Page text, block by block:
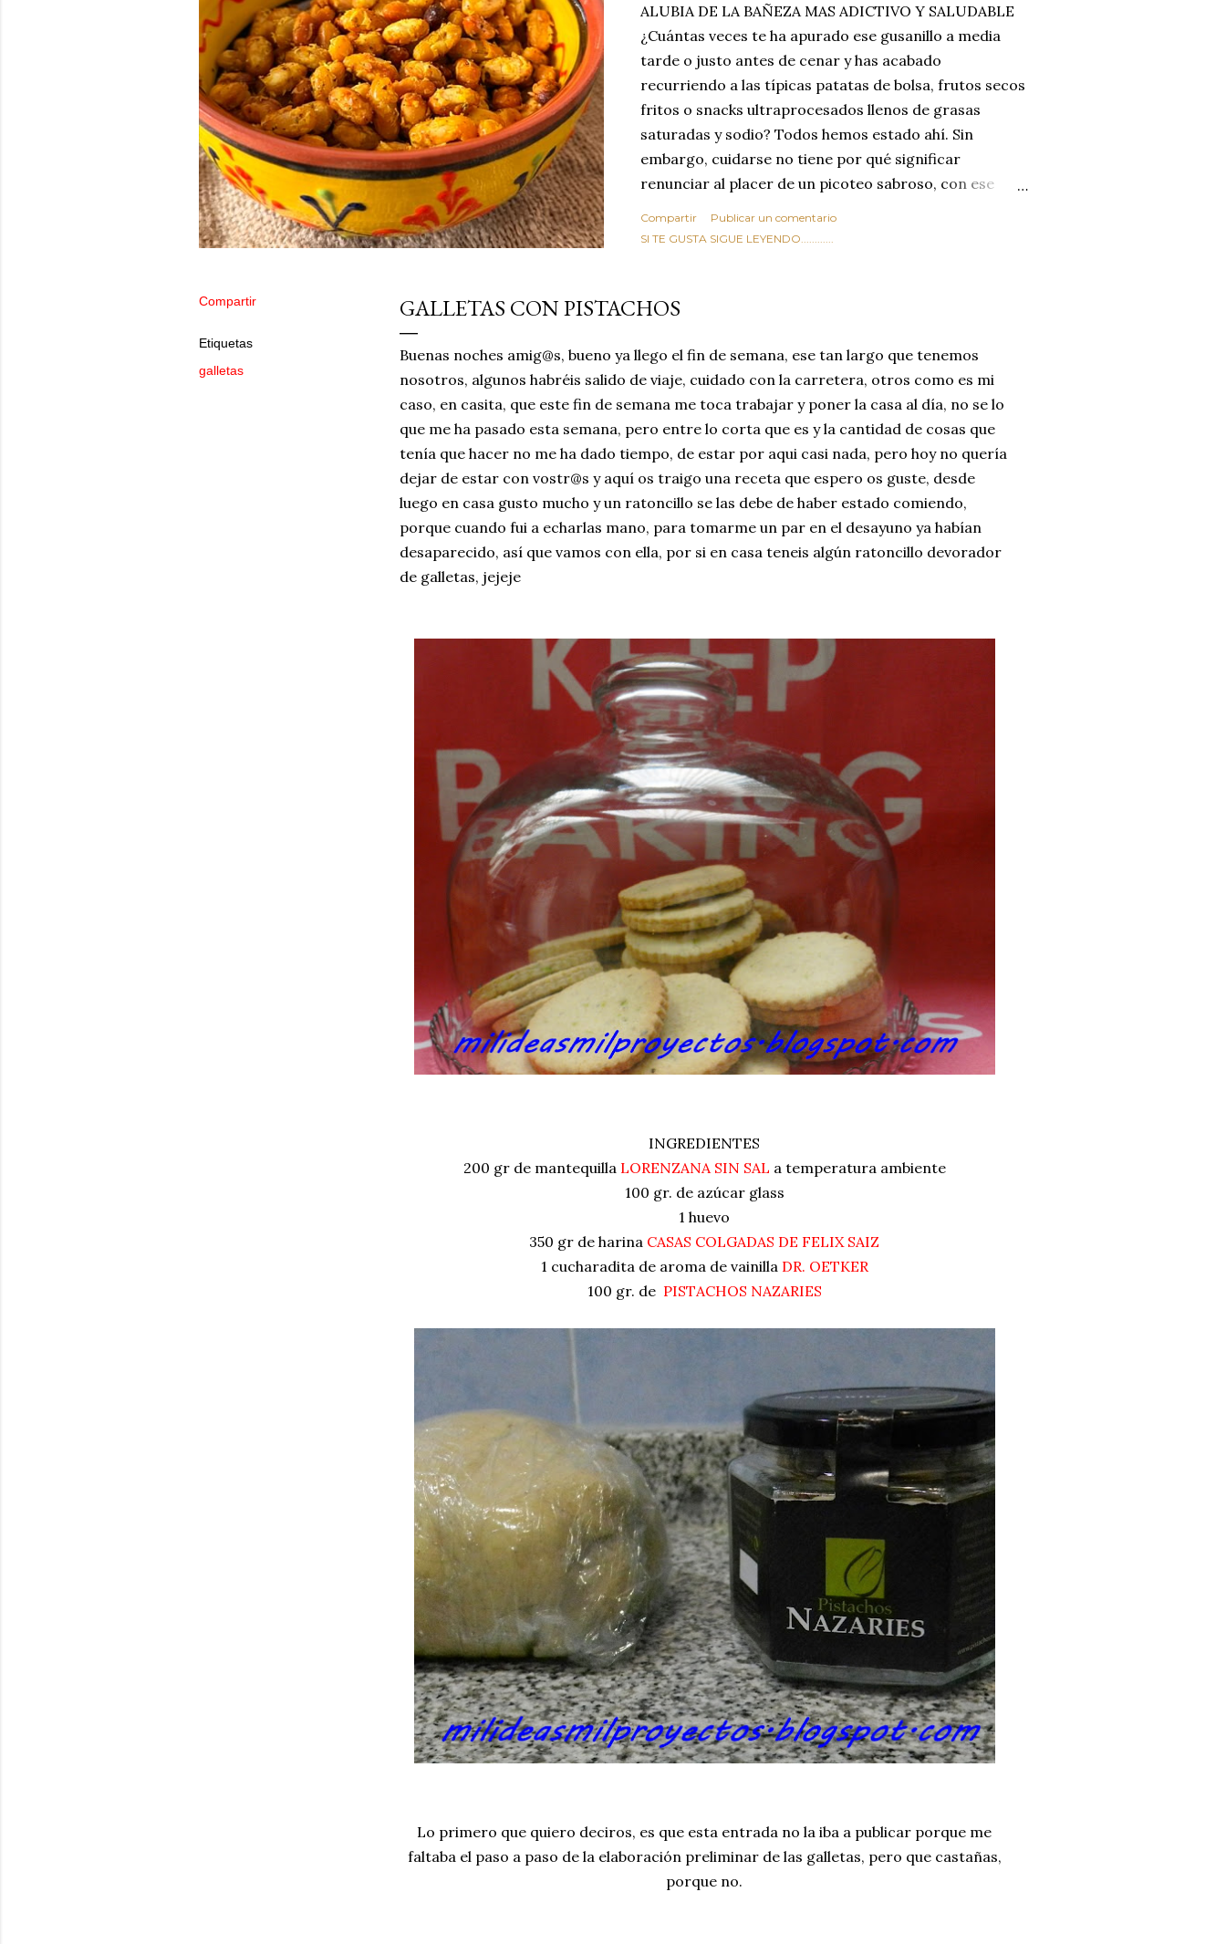
ALUBIA DE LA BAÑEZA MAS ADICTIVO Y SALUDABLE
¿Cuántas veces te ha apurado ese gusanillo a media
tarde o justo antes de cenar y has acabado
recurriendo a las típicas patatas de bolsa, frutos secos
fritos o snacks ultraprocesados llenos de grasas
saturadas y sodio? Todos hemos estado ahí. Sin
embargo, cuidarse no tiene por qué significar
renunciar al placer de un picoteo sabroso, con ese
Estas alubias crujientes al horno van a cambiar por
tradicionales y copiosos de invierno. Con esta receta
ingrediente tan humilde como la alubia de La Bañeza
en un snack ligero, dorado, cargado de proteína y
100% natural. Es el sustituto perfecto a los frutos se...
Compartir
Publicar un comentario
SI TE GUSTA SIGUE LEYENDO............
Compartir
Etiquetas
galletas
GALLETAS CON PISTACHOS
Buenas noches amig@s, bueno ya llego el fin de semana, ese tan largo que tenemos
nosotros, algunos habréis salido de viaje, cuidado con la carretera, otros como es mi
caso, en casita, que este fin de semana me toca trabajar y poner la casa al día, no se lo
que me ha pasado esta semana, pero entre lo corta que es y la cantidad de cosas que
tenía que hacer no me ha dado tiempo, de estar por aqui casi nada, pero hoy no quería
dejar de estar con vostr@s y aquí os traigo una receta que espero os guste, desde
luego en casa gusto mucho y un ratoncillo se las debe de haber estado comiendo,
porque cuando fui a echarlas mano, para tomarme un par en el desayuno ya habían
desaparecido, así que vamos con ella, por si en casa teneis algún ratoncillo devorador
de galletas, jejeje
INGREDIENTES
200 gr de mantequilla LORENZANA SIN SAL a temperatura ambiente
100 gr. de azúcar glass
1 huevo
350 gr de harina CASAS COLGADAS DE FELIX SAIZ
1 cucharadita de aroma de vainilla DR. OETKER
100 gr. de PISTACHOS NAZARIES
Lo primero que quiero deciros, es que esta entrada no la iba a publicar porque me
faltaba el paso a paso de la elaboración preliminar de las galletas, pero que castañas,
porque no.